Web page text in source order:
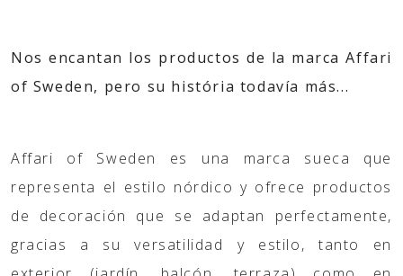
Nos encantan los productos de la marca Affari
of Sweden, pero su história todavía más...
Affari of Sweden es una marca sueca que
representa el estilo nórdico y ofrece productos
de decoración que se adaptan perfectamente,
gracias a su versatilidad y estilo, tanto en